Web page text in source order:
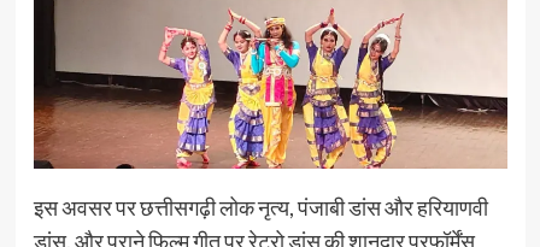
इस अवसर पर छत्तीसगढ़ी लोक नृत्य, पंजाबी डांस और हरियाणवी
डांस, और पुराने फिल्म गीत पर रेट्रो डांस की शानदार परफॉर्मेंस